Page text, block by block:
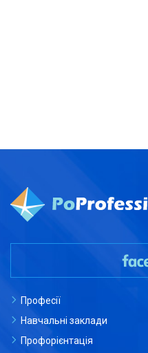
Професії
Навчальні заклади
Профорієнтація